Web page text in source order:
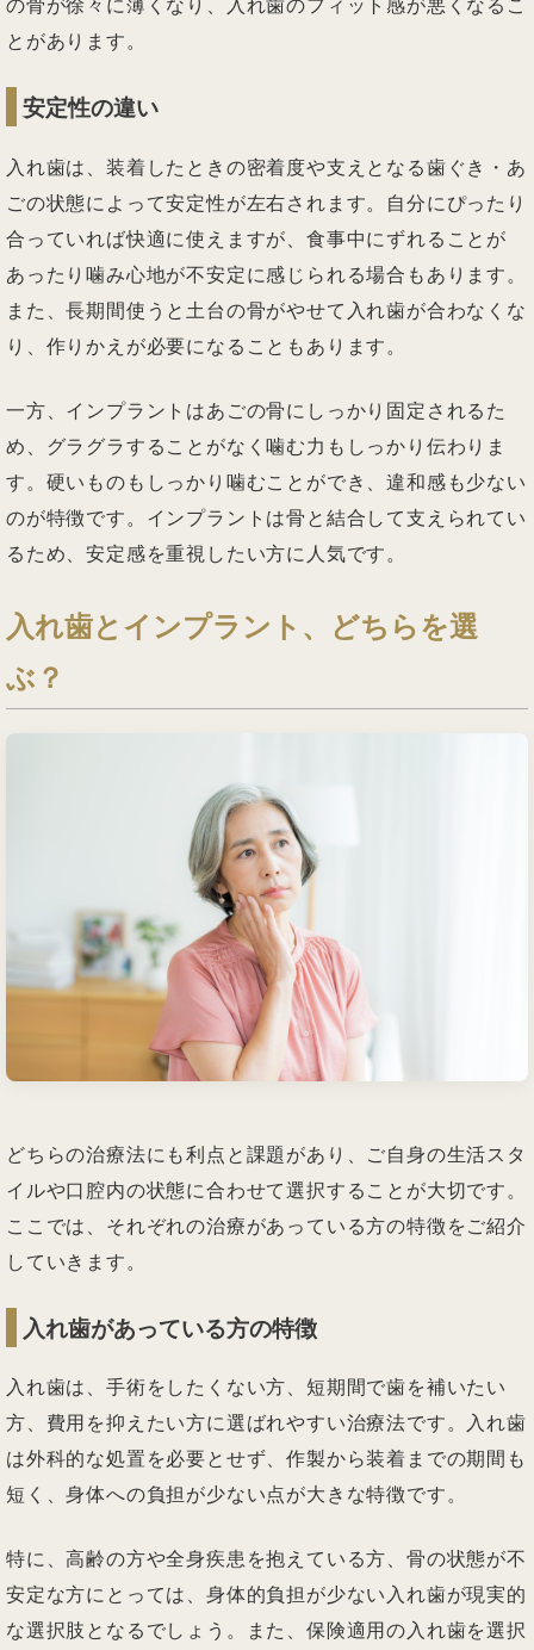
とがあります。
安定性の違い
入れ歯は、装着したときの密着度や支えとなる歯ぐき・あ
ごの状態によって安定性が左右されます。自分にぴったり
合っていれば快適に使えますが、食事中にずれることが
あったり噛み心地が不安定に感じられる場合もあります。
また、長期間使うと土台の骨がやせて入れ歯が合わなくな
り、作りかえが必要になることもあります。
一方、インプラントはあごの骨にしっかり固定されるた
め、グラグラすることがなく噛む力もしっかり伝わりま
す。硬いものもしっかり噛むことができ、違和感も少ない
のが特徴です。インプラントは骨と結合して支えられてい
るため、安定感を重視したい方に人気です。
入れ歯とインプラント、どちらを選
ぶ？
どちらの治療法にも利点と課題があり、ご自身の生活スタ
イルや口腔内の状態に合わせて選択することが大切です。
ここでは、それぞれの治療があっている方の特徴をご紹介
していきます。
入れ歯があっている方の特徴
入れ歯は、手術をしたくない方、短期間で歯を補いたい
方、費用を抑えたい方に選ばれやすい治療法です。入れ歯
は外科的な処置を必要とせず、作製から装着までの期間も
短く、身体への負担が少ない点が大きな特徴です。
特に、高齢の方や全身疾患を抱えている方、骨の状態が不
安定な方にとっては、身体的負担が少ない入れ歯が現実的
な選択肢となるでしょう。また、保険適用の入れ歯を選択